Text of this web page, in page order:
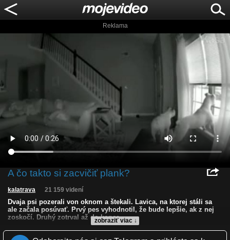
Reklama
A čo takto si zacvičiť plank?
zobraziť viac ↓
kalatrava 21 159 videní
Dvaja psi pozerali von oknom a štekali. Lavica, na ktorej stáli sa
ale začala posúvať. Prvý pes vyhodnotil, že bude lepšie, ak z nej
zoskočí. Druhý zotrval až do konca.
Kvalita: